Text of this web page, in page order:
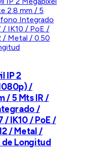
IP 2
/
/ 5 Mts IR /
/
/ IK10 / PoE /
/ Metal /
Longitud